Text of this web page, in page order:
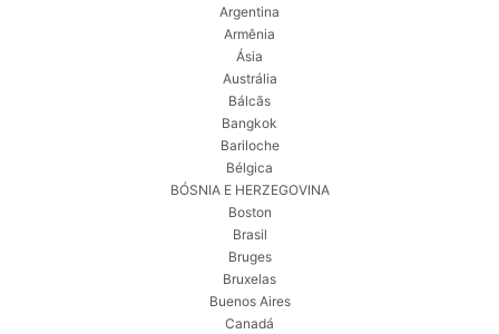
Argentina
Armênia
Ásia
Austrália
Bálcãs
Bangkok
Bariloche
Bélgica
BÓSNIA E HERZEGOVINA
Boston
Brasil
Bruges
Bruxelas
Buenos Aires
Canadá